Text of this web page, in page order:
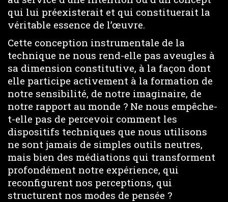
qui lui préexisterait et qui constituerait la
véritable essence de l’œuvre.
Cette conception instrumentale de la
technique ne nous rend-elle pas aveugles à
sa dimension constitutive, à la façon dont
elle participe activement à la formation de
notre sensibilité, de notre imaginaire, de
notre rapport au monde ? Ne nous empêche-
t-elle pas de percevoir comment les
dispositifs techniques que nous utilisons
ne sont jamais de simples outils neutres,
mais bien des médiations qui transforment
profondément notre expérience, qui
reconfigurent nos perceptions, qui
structurent nos modes de pensée ?